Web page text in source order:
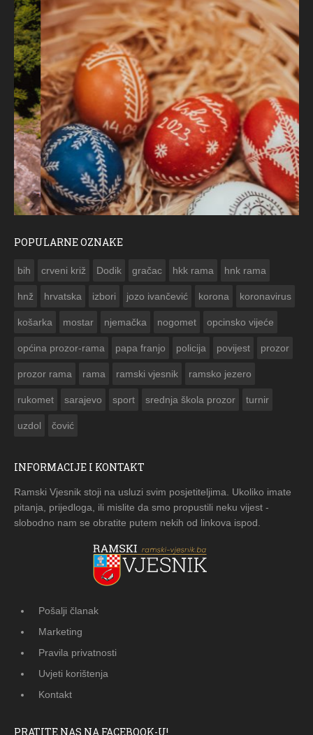
POPULARNE OZNAKE
bih crveni križ Dodik gračac hkk rama hnk rama
hnž hrvatska izbori jozo ivančević korona koronavirus
košarka mostar njemačka nogomet opcinsko vijeće
općina prozor-rama papa franjo policija povijest prozor
prozor rama rama ramski vjesnik ramsko jezero
rukomet sarajevo sport srednja škola prozor turnir
uzdol čović
INFORMACIJE I KONTAKT
Ramski Vjesnik stoji na usluzi svim posjetiteljima. Ukoliko imate
pitanja, prijedloga, ili mislite da smo propustili neku vijest -
slobodno nam se obratite putem nekih od linkova ispod.
Pošalji članak
Marketing
Pravila privatnosti
Uvjeti korištenja
Kontakt
PRATITE NAS NA FACEBOOK-U!